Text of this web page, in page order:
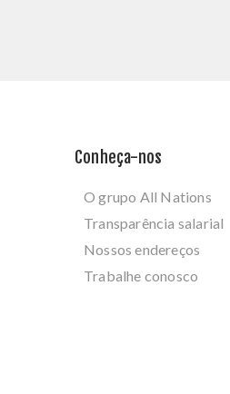
Conheça-nos
O grupo All Nations
Transparência salarial
Nossos endereços
Trabalhe conosco